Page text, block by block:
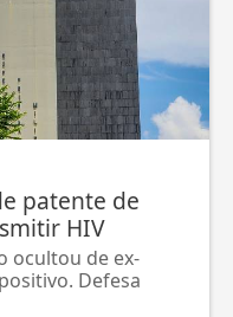
patente de
HIV
ocultou de ex-
Defesa